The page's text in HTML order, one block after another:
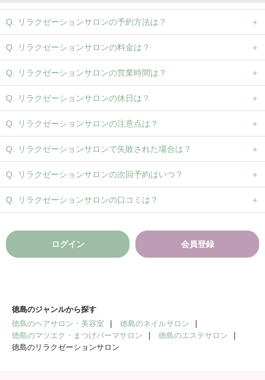
リラクゼーションサロンの予約方法は？
リラクゼーションサロンの料金は？
リラクゼーションサロンの営業時間は？
リラクゼーションサロンの休日は？
リラクゼーションサロンの注意点は？
リラクゼーションサロンで失敗された場合は？
リラクゼーションサロンの次回予約はいつ？
リラクゼーションサロンの口コミは？
ログイン 会員登録
徳島のジャンルから探す
徳島のヘアサロン・美容室
徳島のネイルサロン
徳島のマツエク・まつげパーマサロン
徳島のエステサロン
徳島のリラクゼーションサロン